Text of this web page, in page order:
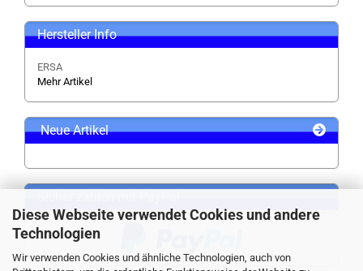
Diese Webseite verwendet Cookies und andere
Technologien
Wir verwenden Cookies und ähnliche Technologien, auch von
Hersteller Info
ERSA
Mehr Artikel
Neue Artikel